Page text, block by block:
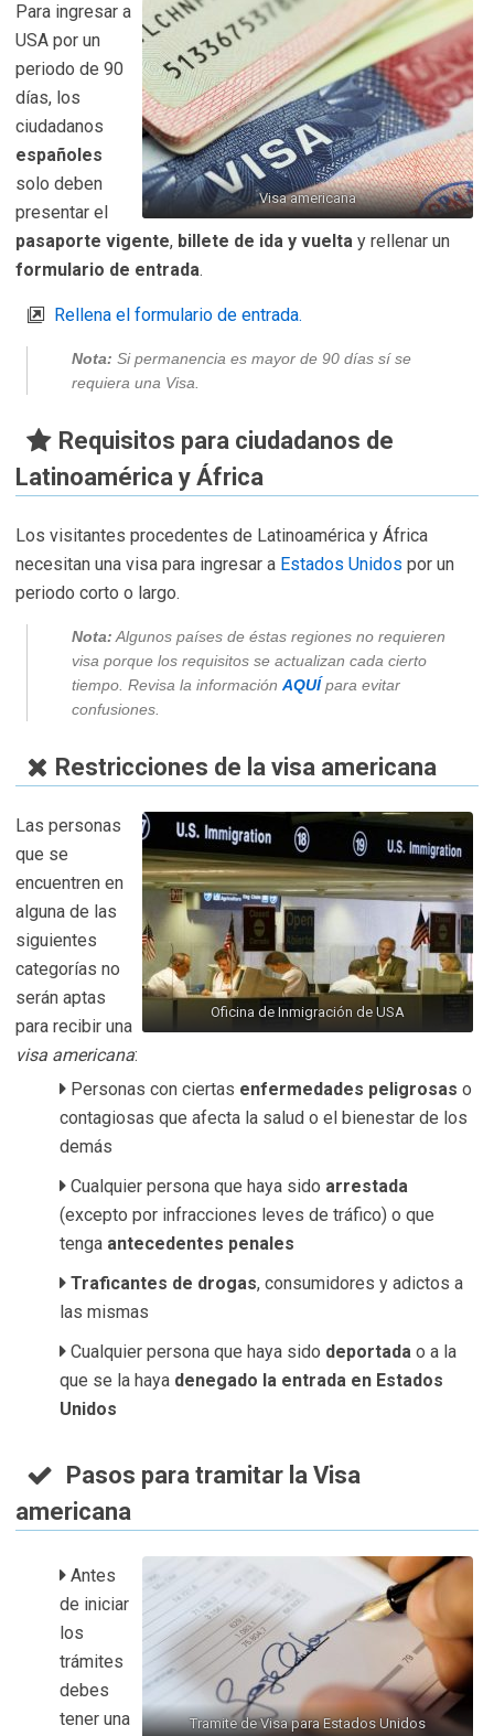
Visa americana
Para ingresar a
USA por un
periodo de 90
días, los
ciudadanos
españoles
solo deben
presentar el
pasaporte vigente, billete de ida y vuelta y rellenar un
formulario de entrada.
Rellena el formulario de entrada.
Nota: Si permanencia es mayor de 90 días sí se
requiera una Visa.
Requisitos para ciudadanos de
Latinoamérica y África
Los visitantes procedentes de Latinoamérica y África
necesitan una visa para ingresar a Estados Unidos por un
periodo corto o largo.
Nota:Algunos países de éstas regiones no requieren
visa porque los requisitos se actualizan cada cierto
tiempo. Revisa la información AQUÍ para evitar
confusiones.
Restricciones de la visa americana
Oficina de Inmigración de USA
Las personas
que se
encuentren en
alguna de las
siguientes
categorías no
serán aptas
para recibir una
visa americana:
Personas con ciertas enfermedades peligrosas o
contagiosas que afecta la salud o el bienestar de los
demás
Cualquier persona que haya sido arrestada
(excepto por infracciones leves de tráfico) o que
tenga antecedentes penales
Traficantes de drogas, consumidores y adictos a
las mismas
Cualquier persona que haya sido deportada o a la
que se la haya denegado la entrada en Estados
Unidos
Pasos para tramitar la Visa
americana
Tramite de Visa para Estados Unidos
Antes
de iniciar
los
trámites
debes
tener una